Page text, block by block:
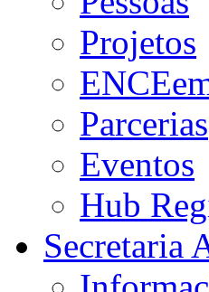
Projetos
Parcerias
Eventos
Hub
Secretaria